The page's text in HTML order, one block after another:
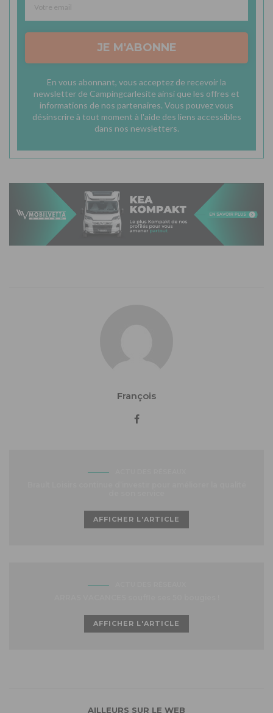
JE M'ABONNE
En vous abonnant, vous acceptez de recevoir la
newsletter de Campingcarlesite ainsi que les offres et
informations de nos partenaires. Vous pouvez vous
désinscrire à tout moment à l'aide des liens accessibles
dans nos newsletters.
François
AFFICHER L'ARTICLE
AFFICHER L'ARTICLE
AILLEURS SUR LE WEB